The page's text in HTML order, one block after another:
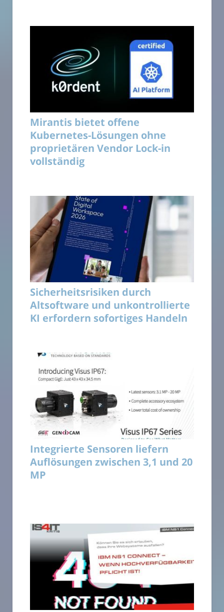
Mirantis bietet offene
Kubernetes-Lösungen ohne
proprietären Vendor Lock-in
vollständig
Sicherheitsrisiken durch
Altsoftware und unkontrollierte
KI erfordern sofortiges Handeln
Integrierte Sensoren liefern
Auflösungen zwischen 3,1 und 20
MP